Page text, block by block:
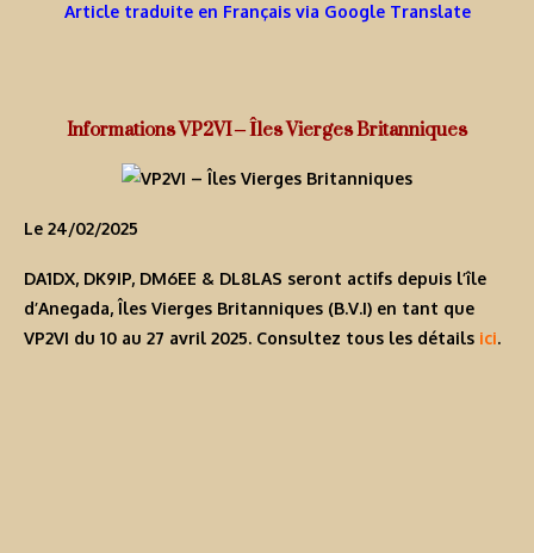
Article traduite en Français via Google Translate
Informations VP2VI – Îles Vierges Britanniques
Le 24/02/2025
DA1DX, DK9IP, DM6EE & DL8LAS seront actifs depuis l’île
d’Anegada, Îles Vierges Britanniques (B.V.I) en tant que
VP2VI du 10 au 27 avril 2025. Consultez tous les détails ici.